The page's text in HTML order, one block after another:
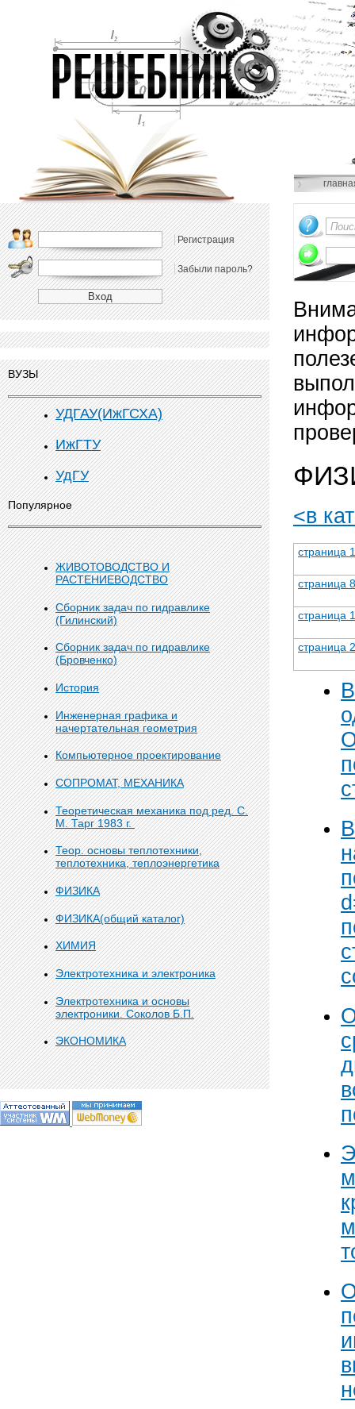
Регистрация
Забыли пароль?
ВУЗЫ
УДГАУ(ИжГСХА)
ИжГТУ
УдГУ
Популярное
ЖИВОТОВОДСТВО И
РАСТЕНИЕВОДСТВО
Сборник задач по гидравлике
(Гилинский)
Сборник задач по гидравлике
(Бровченко)
История
Инженерная графика и
начертательная геометрия
Компьютерное проектирование
СОПРОМАТ, МЕХАНИКА
Теоретическая механика под ред. С.
М. Тарг 1983 г.
Теор. основы теплотехники,
теплотехника, теплоэнергетика
ФИЗИКА
ФИЗИКА(общий каталог)
ХИМИЯ
Электротехника и электроника
Электротехника и основы
электроники. Соколов Б.П.
ЭКОНОМИКА
<в
страница 1
страница 8
страница
страница